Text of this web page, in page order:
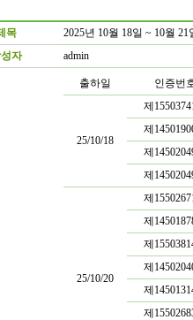
목
2025년 10월 18일 ~ 10월
자
admin
출하일 인증번
25/10/18
제
제
제
제
25/10/20
제
제
제
제
제
제